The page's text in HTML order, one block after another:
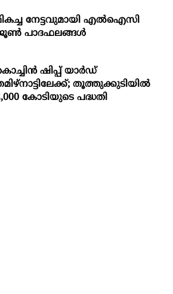
നേട്ടവുമായി എൽഐസി
പാദഫലങ്ങൾ
ഷിപ്പ് യാർഡ്
തൂത്തുക്കുടിയിൽ
കോടിയുടെ പദ്ധതി